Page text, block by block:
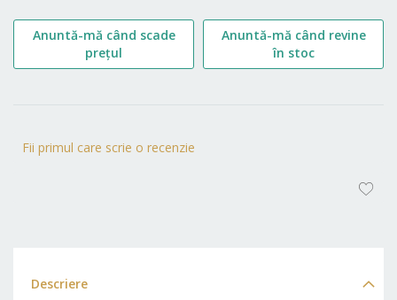
Fii primul care scrie o recenzie
Anuntă-mă când scade
prețul
Anuntă-mă când revine
în stoc
Descriere